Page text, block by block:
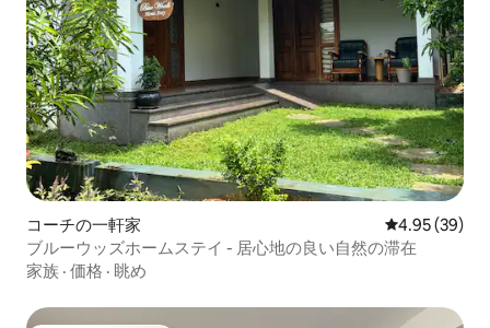
コーチの一軒家 レビュー39
4.95 (39)
ブルーウッズホームステイ - 居心地の良い自然の滞在
家族 · 価格 · 眺め